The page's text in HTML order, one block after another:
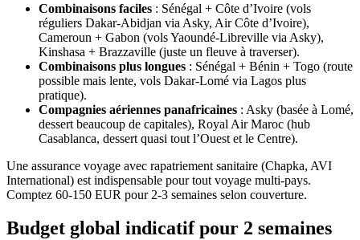
Combinaisons faciles : Sénégal + Côte d’Ivoire (vols
réguliers Dakar-Abidjan via Asky, Air Côte d’Ivoire),
Cameroun + Gabon (vols Yaoundé-Libreville via Asky),
Kinshasa + Brazzaville (juste un fleuve à traverser).
Combinaisons plus longues : Sénégal + Bénin + Togo (route
possible mais lente, vols Dakar-Lomé via Lagos plus
pratique).
Compagnies aériennes panafricaines : Asky (basée à Lomé,
dessert beaucoup de capitales), Royal Air Maroc (hub
Casablanca, dessert quasi tout l’Ouest et le Centre).
Une assurance voyage avec rapatriement sanitaire (Chapka, AVI
International) est indispensable pour tout voyage multi-pays.
Comptez 60-150 EUR pour 2-3 semaines selon couverture.
Budget global indicatif pour 2 semaines